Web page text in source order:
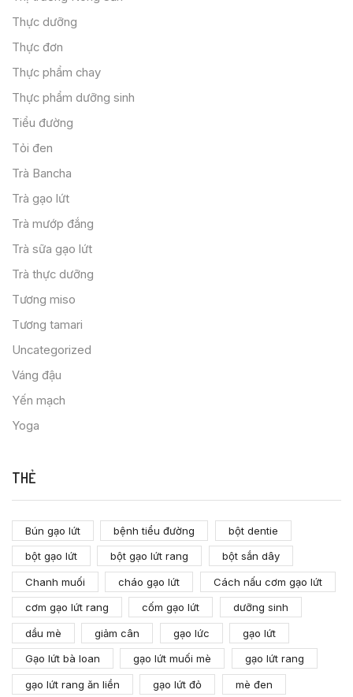
Thực dưỡng
Thực đơn
Thực phẩm chay
Thực phẩm dưỡng sinh
Tiểu đường
Tỏi đen
Trà Bancha
Trà gạo lứt
Trà mướp đắng
Trà sữa gạo lứt
Trà thực dưỡng
Tương miso
Tương tamari
Uncategorized
Váng đậu
Yến mạch
Yoga
THẺ
Bún gạo lứt bệnh tiểu đường bột dentie
bột gạo lứt bột gạo lứt rang bột sắn dây
Chanh muối cháo gạo lứt Cách nấu cơm gạo lứt
cơm gạo lứt rang cốm gạo lứt dưỡng sinh
dầu mè giảm cân gạo lức gạo lứt
Gạo lứt bà loan gạo lứt muối mè gạo lứt rang
gạo lứt rang ăn liền gạo lứt đỏ mè đen